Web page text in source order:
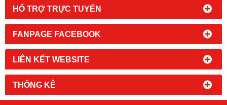
HỔ TRỢ TRỰC TUYẾN
FANPAGE FACEBOOK
LIÊN KẾT WEBSITE
THỐNG KÊ